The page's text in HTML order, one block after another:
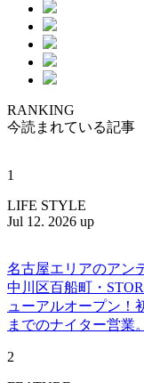
RANKING
今読まれている記事
1
LIFE STYLE
Jul 12. 2026 up
名古屋エリアのアン
中川区百船町・
ューアルオープン！
までのナイター営業。
2